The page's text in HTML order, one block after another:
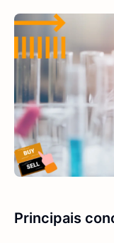
Principais